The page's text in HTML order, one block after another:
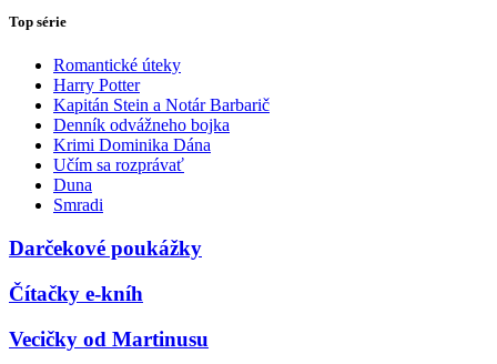
Top série
Romantické úteky
Harry Potter
Kapitán Stein a Notár Barbarič
Denník odvážneho bojka
Krimi Dominika Dána
Učím sa rozprávať
Duna
Smradi
Darčekové poukážky
Čítačky e-kníh
Vecičky od Martinusu